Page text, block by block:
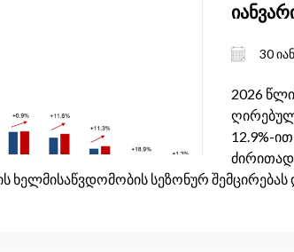
30
2026
12.9%-
ხელმისაწვდომობის სეზონურ